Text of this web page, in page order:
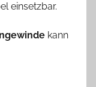
einsetzbar.
kann